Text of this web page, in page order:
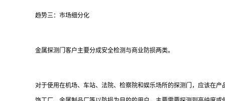
趋势三：市场细分化
金属探测门客户主要分成安全检测与商业防损两类。
对于使用在机场、车站、法院、检察院和娱乐场所的探测门，应该在